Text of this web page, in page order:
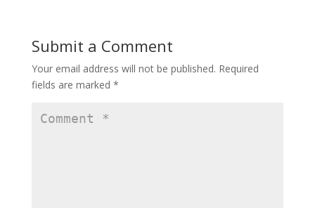
Submit a Comment
Your email address will not be published. Required
fields are marked *